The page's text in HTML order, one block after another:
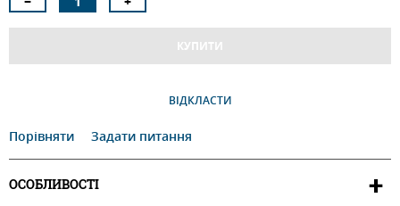
КУПИТИ
ВІДКЛАСТИ
Порівняти Задати питання
ОСОБЛИВОСТІ